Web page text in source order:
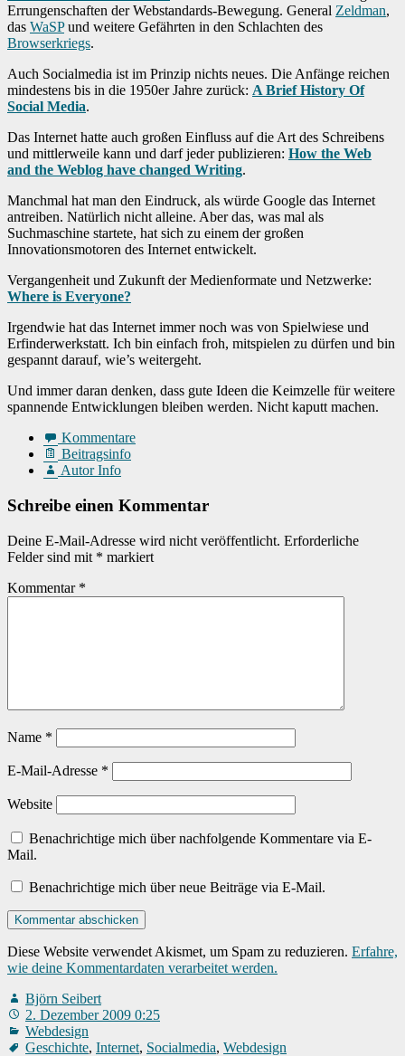
Errungenschaften der Webstandards-Bewegung. General Zeldman,
das WaSPund weitere Gefährten in den Schlachten des
Browserkriegs.
Auch Socialmedia ist im Prinzip nichts neues. Die Anfänge reichen
mindestens bis in die 1950er Jahre zurück: A Brief History Of
Social Media.
Das Internet hatte auch großen Einfluss auf die Art des Schreibens
und mittlerweile kann und darf jeder publizieren: How the Web
and the Weblog have changed Writing.
Manchmal hat man den Eindruck, als würde Google das Internet
antreiben. Natürlich nicht alleine. Aber das, was mal als
Suchmaschine startete, hat sich zu einem der großen
Innovationsmotoren des Internet entwickelt.
Vergangenheit und Zukunft der Medienformate und Netzwerke:
Where is Everyone?
Irgendwie hat das Internet immer noch was von Spielwiese und
Erfinderwerkstatt. Ich bin einfach froh, mitspielen zu dürfen und bin
gespannt darauf, wie’s weitergeht.
Und immer daran denken, dass gute Ideen die Keimzelle für weitere
spannende Entwicklungen bleiben werden. Nicht kaputt machen.
Kommentare
Beitragsinfo
Autor Info
Schreibe einen Kommentar
Deine E-Mail-Adresse wird nicht veröffentlicht. Erforderliche
Felder sind mit * markiert
Kommentar *
Name *
E-Mail-Adresse *
Website
Benachrichtige mich über nachfolgende Kommentare via E-
Mail.
Benachrichtige mich über neue Beiträge via E-Mail.
Diese Website verwendet Akismet, um Spam zu reduzieren. Erfahre,
wie deine Kommentardaten verarbeitet werden.
Björn Seibert
2. Dezember 2009 0:25
Webdesign
Geschichte, Internet, Socialmedia, Webdesign